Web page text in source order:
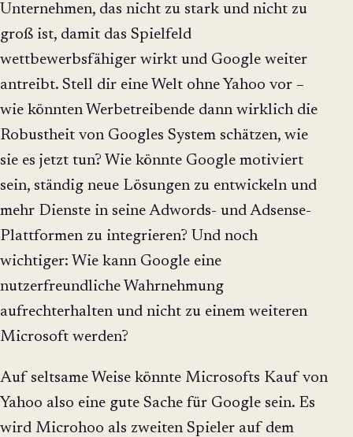
Unternehmen, das nicht zu stark und nicht zu
groß ist, damit das Spielfeld
wettbewerbsfähiger wirkt und Google weiter
antreibt. Stell dir eine Welt ohne Yahoo vor –
wie könnten Werbetreibende dann wirklich die
Robustheit von Googles System schätzen, wie
sie es jetzt tun? Wie könnte Google motiviert
sein, ständig neue Lösungen zu entwickeln und
mehr Dienste in seine Adwords- und Adsense-
Plattformen zu integrieren? Und noch
wichtiger: Wie kann Google eine
nutzerfreundliche Wahrnehmung
aufrechterhalten und nicht zu einem weiteren
Microsoft werden?
Auf seltsame Weise könnte Microsofts Kauf von
Yahoo also eine gute Sache für Google sein. Es
wird Microhoo als zweiten Spieler auf dem